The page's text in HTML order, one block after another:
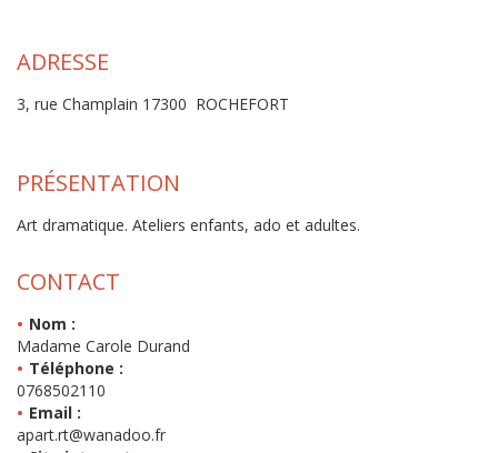
ADRESSE
3, rue Champlain 17300 ROCHEFORT
PRÉSENTATION
Art dramatique. Ateliers enfants, ado et adultes.
CONTACT
Nom :
Madame Carole Durand
Téléphone :
0768502110
Email :
apart.rt@wanadoo.fr